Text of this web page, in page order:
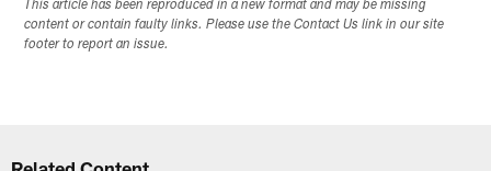
This article has been reproduced in a new format and may be missing
content or contain faulty links. Please use the Contact Us link in our site
footer to report an issue.